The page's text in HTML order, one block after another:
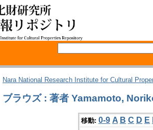
Nara National Research Institute for Cultural
ブラウズ : 著者 Yamamoto,
移動: 0-9 A B C D E